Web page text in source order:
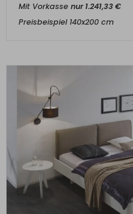
Mit Vorkasse nur1.241,33€
Preisbeispiel 140x200 cm